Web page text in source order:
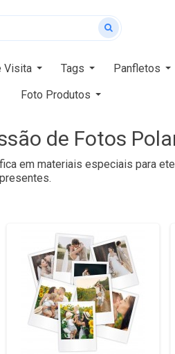
Visita Tags Panfletos
Foto Produtos
de Fotos
em materiais especiais para